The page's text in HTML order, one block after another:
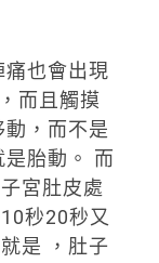
也會出現
而且觸摸
，而不是
胎動。 而
宮肚皮處
秒20秒又
是 ，肚子